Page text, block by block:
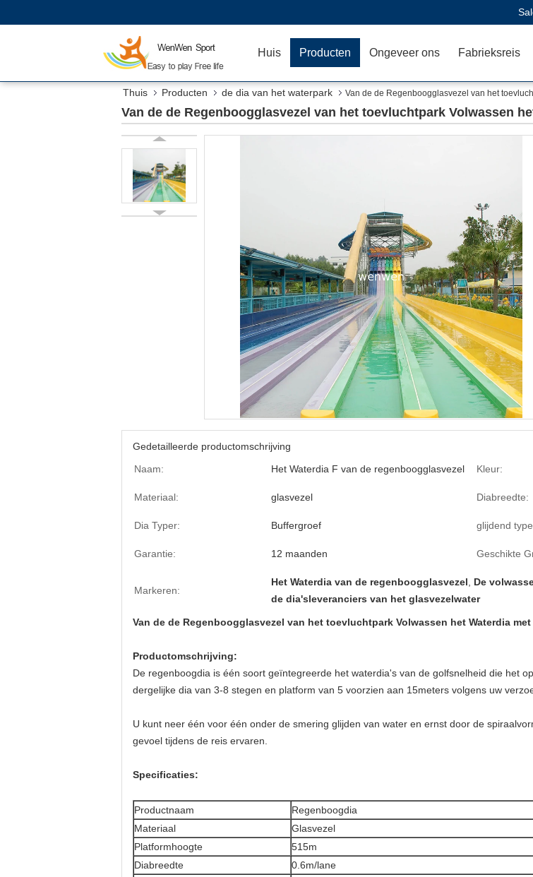
Huis Producten Ongeveer ons Fabrieksreis
Thuis Producten de dia van het waterpark Van de de Regenboogglasvezel van het
Van de de Regenboogglasvezel van het toevluchtpark Volwassen
Gedetailleerde productomschrijving
Naam:
Het Waterdia F van de regenboogglasvezel Kleur:
Materiaal: glasvezel Diabreedte:
Dia Typer: Buffergroef glijdend
Garantie: 12 maanden Geschikte
Markeren:
Het Waterdia van de regenboogglasvezel De
de dia'sleveranciers van het glasvezelwater
Van de de Regenboogglasvezel van het toevluchtpark Volwassen het Waterdia
Productomschrijving:
De regenboogdia is één soort geïntegreerde het waterdia's van de golfsnelheid die het
dergelijke dia van 3-8 stegen en platform van 5 voorzien aan 15meters volgens uw
U kunt neer één voor één onder de smering glijden van water en ernst door de
gevoel tijdens de reis ervaren.
Specificaties:
Productnaam
Regenboogdia
Materiaal
Glasvezel
Platformhoogte
515m
Diabreedte
0.6m/lane